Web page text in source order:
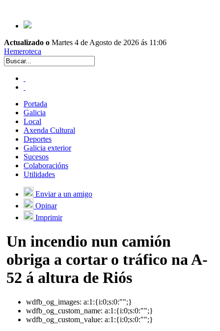
Actualizado o Martes 4 de Agosto de 2026 ás 11:06
Hemeroteca
Portada
Galicia
Local
Axenda Cultural
Deportes
Galicia exterior
Sucesos
Colaboracións
Utilidades
Enviar a un amigo
Opinar
Imprimir
Un incendio nun camión
obriga a cortar o tráfico na A-
52 á altura de Riós
wdfb_og_images: a:1:{i:0;s:0:"";}
wdfb_og_custom_name: a:1:{i:0;s:0:"";}
wdfb_og_custom_value: a:1:{i:0;s:0:"";}